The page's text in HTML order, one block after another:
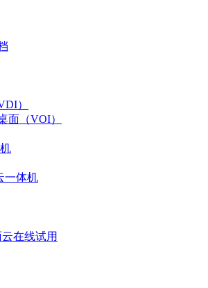
）
面（VOI）
一体机
在线试用